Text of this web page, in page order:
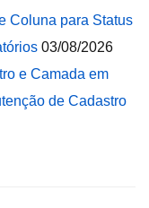
Coluna para Status
03/08/2026
e Camada em
de Cadastro